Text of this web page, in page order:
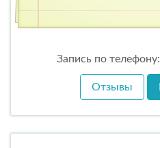
Запись по телефону:
Отзывы